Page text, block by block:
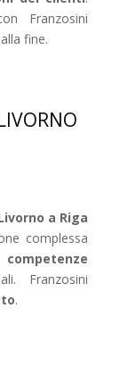
Franzosini
fine.
a Riga
complessa
competenze
Franzosini
.